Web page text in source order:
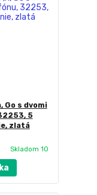
Go s dvomi
5
zlatá
Skladom 10